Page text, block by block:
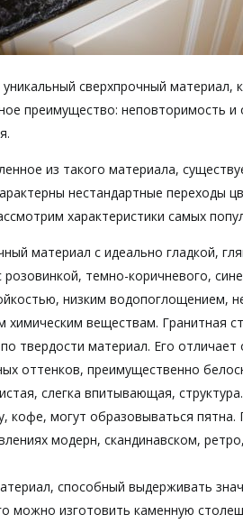
сверхпрочный
преимущество: неповторимость
из такого материала,
нестандартные переходы
характеристики самых
материал с идеально гладкой,
темно-коричневого,
низким водопоглощением,
химическим веществам. Гранитная
твердости материал. Его
оттенков, преимущественно
слегка впитывающая,
кофе, могут образовываться
модерн, скандинавском,
способный выдерживать
можно изготовить каменную